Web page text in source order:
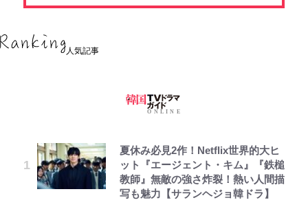
人気記事
夏休み必見2作！Netflix世界的大ヒ
ット『エージェント・キム』『鉄槌
教師』無敵の強さ炸裂！熱い人間描
写も魅力【サランヘジョ韓ドラ】